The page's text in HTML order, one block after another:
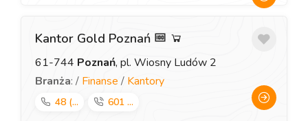
Kantor Gold Poznań
61-744 Poznań, pl. Wiosny Ludów 2
Branża: / Finanse / Kantory
48 (... 601 ...